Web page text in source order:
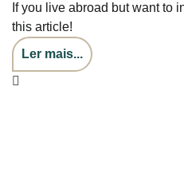
If you live abroad but want to
this article!
Ler mais...